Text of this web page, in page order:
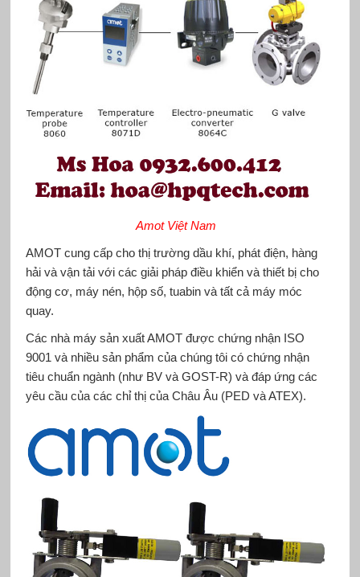
Amot Việt Nam
AMOT cung cấp cho thị trường dầu khí, phát điện, hàng
hải và vận tải với các giải pháp điều khiển và thiết bị cho
động cơ, máy nén, hộp số, tuabin và tất cả máy móc
quay.
Các nhà máy sản xuất AMOT được chứng nhận ISO
9001 và nhiều sản phẩm của chúng tôi có chứng nhận
tiêu chuẩn ngành (như BV và GOST-R) và đáp ứng các
yêu cầu của các chỉ thị của Châu Âu (PED và ATEX).